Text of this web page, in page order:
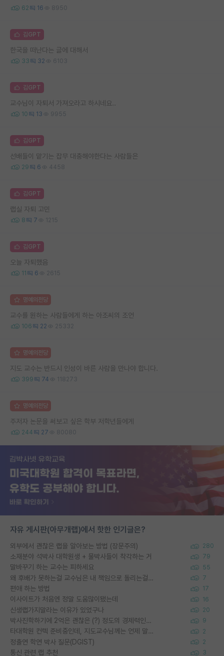
62 16 8950
김GPT
한국을 떠난다는 글에 대해서
33 32 6103
김GPT
교수님이 자퇴서 가져오라고 하시네요..
10 13 9955
김GPT
선배들이 맡기는 잡무 대충해야한다는 사람들은
29 6 4458
김GPT
랩실 자퇴 고민
8 7 1215
김GPT
오늘 자퇴했음
11 6 2615
명예의전당
교수를 원하는 사람들에게 하는 아조씨의 조언
106 22 25332
명예의전당
지도 교수는 반드시 인성이 바른 사람을 만나야 합니다.
399 74 118273
명예의전당
주저자 논문을 써보고 싶은 학부 저학년들에게
244 27 80080
자유 게시판(아무개랩)에서 핫한 인기글은?
외부에서 괜찮은 랩을 알아보는 방법 (장문주의) 280
소재분야 석박사 대학원생 + 물박사들이 착각하는 거 79
말바꾸기 하는 교수는 피하세요 55
왜 후배가 못하는걸 교수님은 내 책임으로 돌리는걸까요? 7
편애 하는 방법 17
이사이트가 처음엔 정말 도움많이됐는데 16
신생랩가지말라는 이유가 있었구나 20
박사진학하기에 2억은 괜찮은 (?) 정도의 경제력인가요 9
타대학원 컨텍 준비중인데, 지도교수님께는 언제 말씀드려야 할까요? 2
정출연 학연 박사 질문(DGIST) 2
통신 관련 랩 추천 3